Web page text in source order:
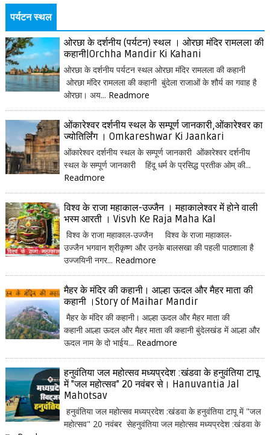
पर्यटन स्थल
ओरछा के दर्शनीय (पर्यटन) स्थल । ओरछा मंदिर रामलला की
कहानी|Orchha Mandir Ki Kahani
ओरछा के दर्शनीय पर्यटन स्थल ओरछा मंदिर रामलला की कहानी
ओरछा मंदिर रामलला की कहानी बुंदेला राजाओं के शौर्य का गवाह है
ओरछा। अय... Readmore
ओंकारेश्वर दर्शनीय स्थल के सम्पूर्ण जानकारी,ओंकारेश्वर का
ज्योतिर्लिंग । Omkareshwar Ki Jaankari
ओंकारेश्वर दर्शनीय स्थल के सम्पूर्ण जानकारी ओंकारेश्वर दर्शनीय
स्थल के सम्पूर्ण जानकारी हिंदू धर्म के प्रसिद्ध प्रतीक ओम् की...
Readmore
विश्व के राजा महाकाल-उज्जैन । महाकालेश्वर में होने वाली
भस्म आरती । Visvh Ke Raja Maha Kal
विश्व के राजा महाकाल-उज्जैन विश्व के राजा महाकाल-
उज्जैन भगवान श्रीकृष्ण और उनके बालसखा की पहली पाठशाला है
उज्जयिनी नगर... Readmore
मैहर के मंदिर की कहानी। आल्हा ऊदल और मैहर माता की
कहानी ।Story of Maihar Mandir
मैहर के मंदिर की कहानी। आल्हा ऊदल और मैहर माता की
कहानी आल्हा ऊदल और मैहर माता की कहानी बुंदेलखंड में आल्हा और
ऊदल नाम के दो भाईय... Readmore
हनुवंतिया जल महोत्सव मध्यप्रदेश :खंडवा के हनुवंतिया टापू
में "जल महोत्सव" 20 नवंबर से। Hanuvantia Jal
Mahotsav
हनुवंतिया जल महोत्सव मध्यप्रदेश :खंडवा के हनुवंतिया टापू में "जल
महोत्सव" 20 नवंबर सेहनुवंतिया जल महोत्सव मध्यप्रदेश :खंडवा के